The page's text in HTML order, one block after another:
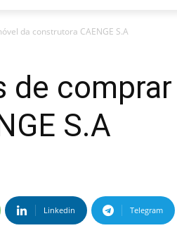
da construtora CAENGE S.A
de
S.A
Linkedin Telegram